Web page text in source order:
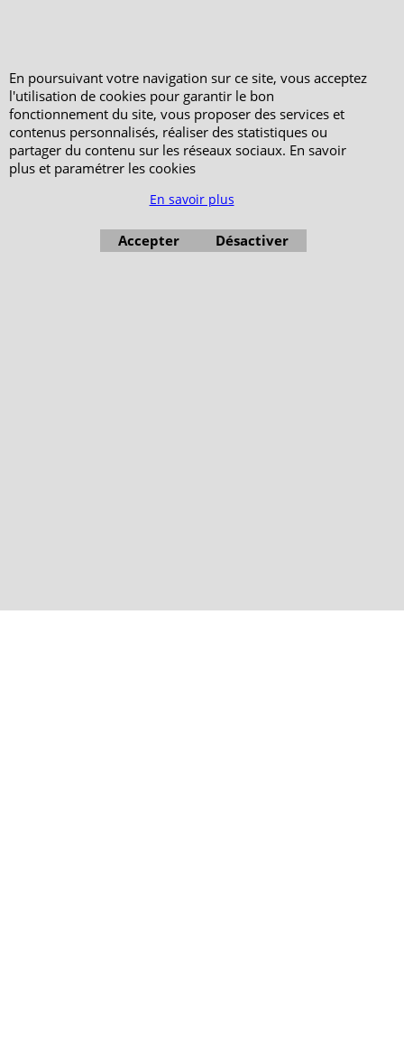
En poursuivant votre navigation sur ce site, vous acceptez
l'utilisation de cookies pour garantir le bon
fonctionnement du site, vous proposer des services et
contenus personnalisés, réaliser des statistiques ou
partager du contenu sur les réseaux sociaux. En savoir
plus et paramétrer les cookies
En savoir plus
Accepter Désactiver